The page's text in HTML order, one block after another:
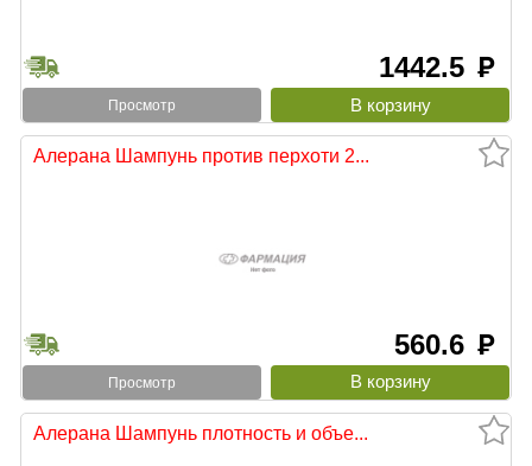
1442.5 руб
Просмотр
Алерана Шампунь против перхоти 2...
560.6 руб
Просмотр
Алерана Шампунь плотность и объе...